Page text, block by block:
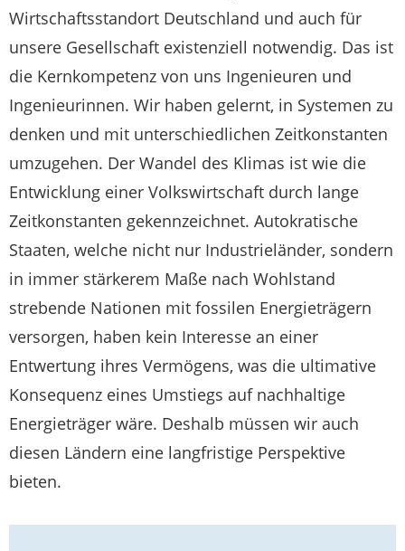
Wirtschaftsstandort Deutschland und auch für
unsere Gesellschaft existenziell notwendig. Das ist
die Kernkompetenz von uns Ingenieuren und
Ingenieurinnen. Wir haben gelernt, in Systemen zu
denken und mit unterschiedlichen Zeitkonstanten
umzugehen. Der Wandel des Klimas ist wie die
Entwicklung einer Volkswirtschaft durch lange
Zeitkonstanten gekennzeichnet. Autokratische
Staaten, welche nicht nur Industrieländer, sondern
in immer stärkerem Maße nach Wohlstand
strebende Nationen mit fossilen Energieträgern
versorgen, haben kein Interesse an einer
Entwertung ihres Vermögens, was die ultimative
Konsequenz eines Umstiegs auf nachhaltige
Energieträger wäre. Deshalb müssen wir auch
diesen Ländern eine langfristige Perspektive
bieten.